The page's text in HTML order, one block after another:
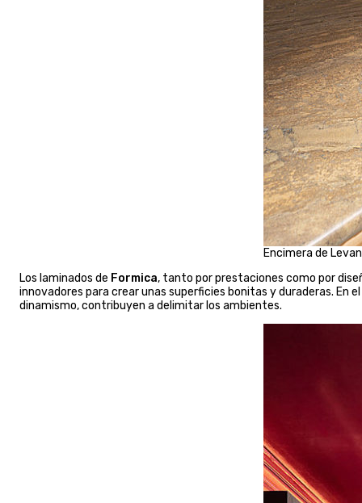
Encimera de
Los laminados de Formica, tanto por prestaciones como por
innovadores para crear unas superficies bonitas y duraderas. En
dinamismo, contribuyen a delimitar los ambientes.